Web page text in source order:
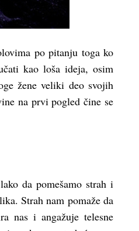
po pitanju toga ko
kao loša ideja, osim
žene veliki deo svojih
na prvi pogled čine se
da pomešamo strah i
Strah nam pomaže da
nas i angažuje telesne